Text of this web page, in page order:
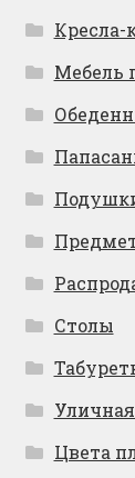
Кресла-
Мебель
Столы
Цвета